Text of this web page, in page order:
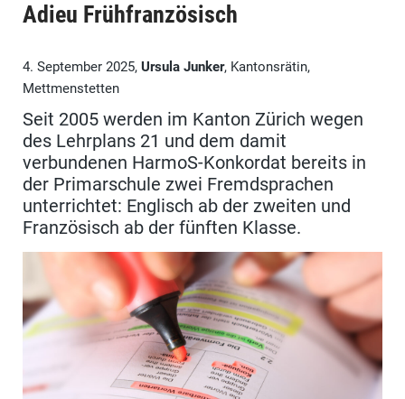
Adieu Frühfranzösisch
4. September 2025, Ursula Junker, Kantonsrätin,
Mettmenstetten
Seit 2005 werden im Kanton Zürich wegen
des Lehrplans 21 und dem damit
verbundenen HarmoS-Konkordat bereits in
der Primarschule zwei Fremdsprachen
unterrichtet: Englisch ab der zweiten und
Französisch ab der fünften Klasse.